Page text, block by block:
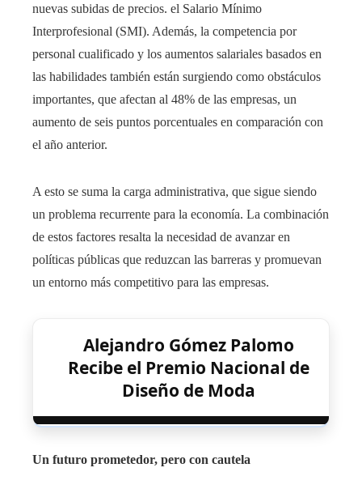
nuevas subidas de precios. el Salario Mínimo
Interprofesional (SMI). Además, la competencia por
personal cualificado y los aumentos salariales basados ​​en
las habilidades también están surgiendo como obstáculos
importantes, que afectan al 48% de las empresas, un
aumento de seis puntos porcentuales en comparación con
el año anterior.
A esto se suma la carga administrativa, que sigue siendo
un problema recurrente para la economía. La combinación
de estos factores resalta la necesidad de avanzar en
políticas públicas que reduzcan las barreras y promuevan
un entorno más competitivo para las empresas.
Alejandro Gómez Palomo
Recibe el Premio Nacional de
Diseño de Moda
Un futuro prometedor, pero con cautela